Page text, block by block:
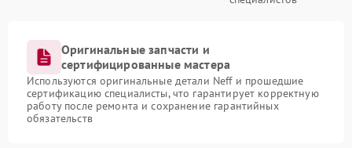
Оригинальные запчасти и
сертифицированные мастера
Используются оригинальные детали Neff и прошедшие
сертификацию специалисты, что гарантирует корректную
работу после ремонта и сохранение гарантийных
обязательств